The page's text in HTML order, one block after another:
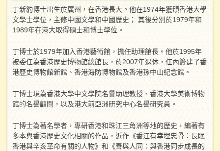
丁新豹博士出生於廣州，在香港長大。他在1974年獲頒香港大學
文學士學位，主修中國文學和中國歷史； 其後分別於1979年和
1989年在港大取得碩士和博士學位。
丁博士於1979年加入香港藝術館，擔任助理館長。他於1995年
被委任為香港歷史博物館總館長，於2007年退休，任內籌建了香
港歷史博物館新館、香港海防博物館及香港孫中山紀念館。
丁博士現為香港大學中文學院名譽助理教授、香港大學美術博物
館的名譽顧問，以及港大前亞洲研究中心名譽研究員。
丁博士為著名學者，專研香港和珠江三角洲等地的歷史，編著有
多本與香港歷史文化相關的作品，近作《香江有幸埋忠骨：長眠
香港與辛亥革命有關的人物》和《善與人同：與香港同步成長的